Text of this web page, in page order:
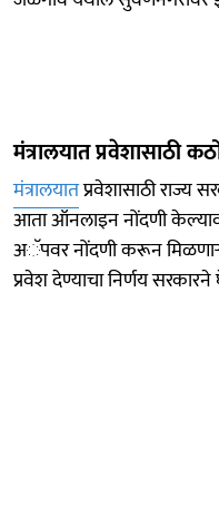
मंत्रालयात प्रवेशासाठी
मंत्रालयातप्रवेशासाठी राज्य
आता ऑनलाइन नोंदणी
अॅपवर नोंदणी करून
प्रवेश देण्याचा निर्णय